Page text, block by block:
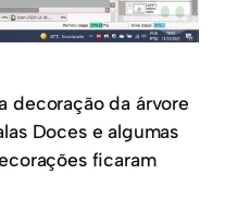
decoração da árvore
Doces e algumas
ficaram